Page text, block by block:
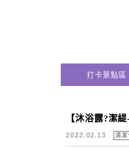
跟著瑪姬
Main Menu
打卡景點區
滋養
【沐浴露?潔
2022.02.13 清潔